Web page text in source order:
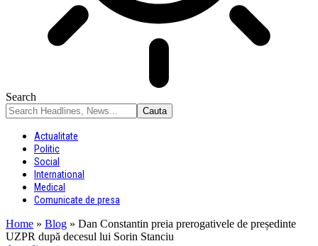
Search
Actualitate
Politic
Social
International
Medical
Comunicate de presa
Home » Blog » Dan Constantin preia prerogativele de președinte
UZPR după decesul lui Sorin Stanciu